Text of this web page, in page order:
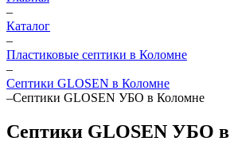
–
Каталог
–
Пластиковые септики в Коломне
–
Септики GLOSEN в Коломне
–Септики GLOSEN УБО в Коломне
Септики GLOSEN УБО в